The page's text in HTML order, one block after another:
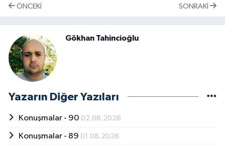
ÖNCEKI SONRAKI
Gökhan Tahincioğlu
Yazarın Diğer Yazıları
Konuşmalar - 90 02.08.2026
Konuşmalar - 89 01.08.2026